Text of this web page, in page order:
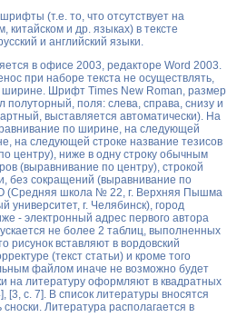
(т.е. то, что отсутствует на
китайском и др. языках) в тексте
и английский языки.
в офисе 2003, редакторе Word 2003.
при наборе текста не осуществлять,
ширине. Шрифт Times New Roman, размер
поля: слева, справа, снизу и
выставляется автоматически). На
по ширине, на следующей
на следующей строке название тезисов
центру), ниже в одну строку обычным
(выравнивание по центру), строкой
без сокращений (выравнивание по
школа № 22, г. Верхняя Пышма
университет, г. Челябинск), город
- электронный адрес первого автора
не более 2 таблиц, выполненных
рисунок вставляют в вордовский
(текст статьи) и кроме того
файлом иначе не возможно будет
на литературу оформляют в квадратных
[3, с. 7]. В список литературы вносятся
Литература располагается в